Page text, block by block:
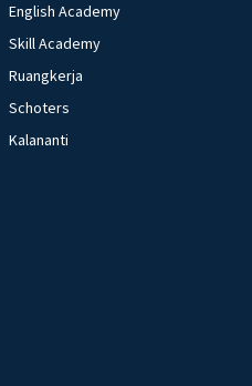
English Academy
Skill Academy
Ruangkerja
Schoters
Kalananti